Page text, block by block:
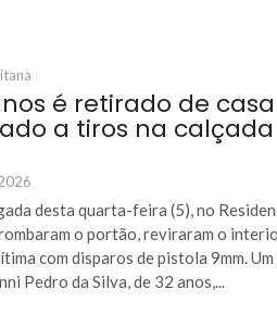
é retirado de
a tiros na
desta quarta-feira (5), no
o portão, reviraram o
com disparos de pistola 9mm.
Pedro da Silva, de 32 anos,...